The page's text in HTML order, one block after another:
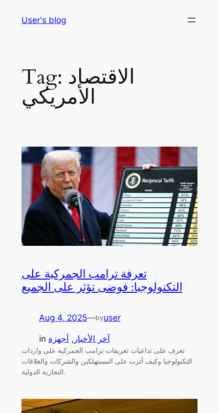
User's blog
Tag: الاقتصاد
الأمريكي
تعرفة ترامب الجمركية على
التكنولوجيا: فوضى تؤثر على الجميع
Aug 4, 2025—byuser
in آخر الأخبار , أجهزة
تعرف على تداعيات تعريفات ترامب الجمركية على واردات
التكنولوجيا وكيف أثرت على المستهلكين والشركات والعلاقات
التجارية الدولية.